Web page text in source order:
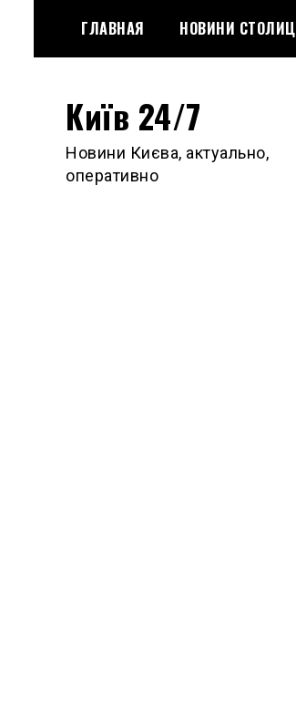
content
ГЛАВНАЯ НОВИНИ
Київ 24/7
Новини Києва, актуально,
оперативно